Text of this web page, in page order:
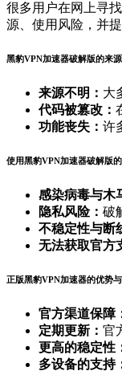
很多用户在网上寻
源、使用风险，并
黑豹VPN加速器破解版的来
来源不明： 大
代码被篡改：
功能丧失： 许
使用黑豹VPN加速器破解版
感染病毒与木
隐私风险： 破
不稳定性与断
无法获取官方
正版黑豹VPN加速器的优势
官方渠道保障
定期更新： 官
更高的稳定性
多设备的支持